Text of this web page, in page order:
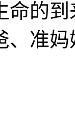
命的
、准